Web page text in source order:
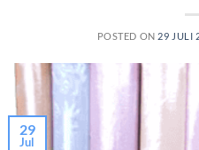
POSTED ON 29 JULI
29
Jul